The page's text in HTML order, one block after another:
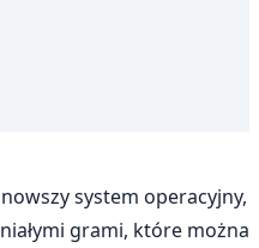
system operacyjny,
grami, które można